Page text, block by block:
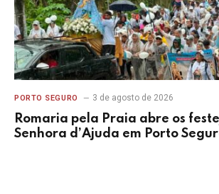
PORTO SEGURO 3 de agosto de 2026
Romaria pela Praia abre os
Senhora d’Ajuda em Porto